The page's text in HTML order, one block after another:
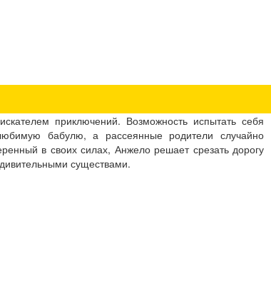
приключений. Возможность испытать себя
бабулю, а рассеянные родители случайно
в своих силах, Анжело решает срезать дорогу
существами.